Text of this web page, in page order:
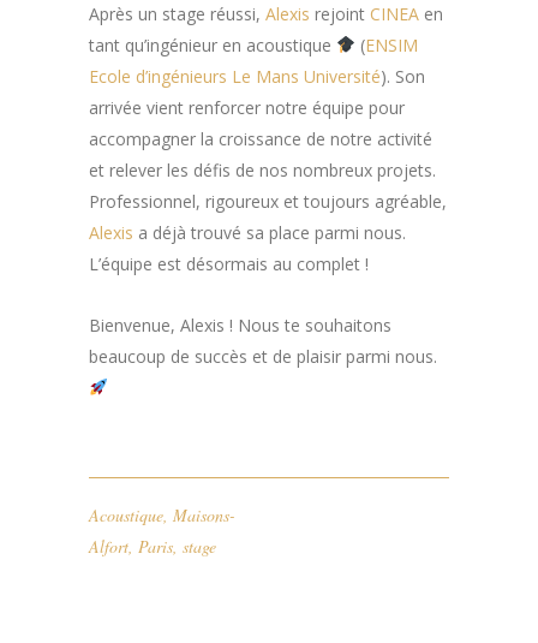
Après un stage réussi, Alexis rejoint CINEA en
tant qu’ingénieur en acoustique
(ENSIM
Ecole d’ingénieurs Le Mans Université). Son
arrivée vient renforcer notre équipe pour
accompagner la croissance de notre activité
et relever les défis de nos nombreux projets.
Professionnel, rigoureux et toujours agréable,
Alexis a déjà trouvé sa place parmi nous.
L’équipe est désormais au complet !
Bienvenue, Alexis ! Nous te souhaitons
beaucoup de succès et de plaisir parmi nous.
Acoustique Maisons-
Alfort Paris stage